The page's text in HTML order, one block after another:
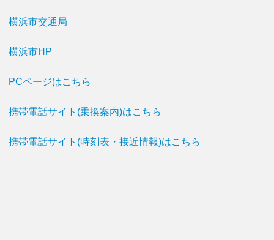
横浜市交通局
横浜市HP
PCページはこちら
携帯電話サイト(乗換案内)はこちら
携帯電話サイト(時刻表・接近情報)はこちら